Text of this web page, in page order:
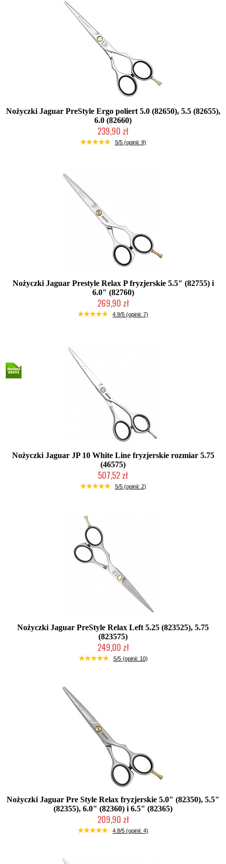
Nożyczki Jaguar PreStyle Ergo poliert 5.0 (82650), 5.5 (82655),
6.0 (82660)
239,90 zł
Mała ilość (wysyłka w 24h)
5/5 (opinii: 9)
Nożyczki Jaguar Prestyle Relax P fryzjerskie 5.5" (82755) i
6.0" (82760)
269,90 zł
Duża ilość (wysyłka w 24h)
4.9/5 (opinii: 7)
Nożyczki Jaguar JP 10 White Line fryzjerskie rozmiar 5.75
(46575)
507,52 zł
Mała ilość (wysyłka w 24h)
5/5 (opinii: 2)
Nożyczki Jaguar PreStyle Relax Left 5.25 (823525), 5.75
(823575)
249,00 zł
Duża ilość (wysyłka w 24h)
5/5 (opinii: 10)
Nożyczki Jaguar Pre Style Relax fryzjerskie 5.0" (82350), 5.5"
(82355), 6.0" (82360) i 6.5" (82365)
209,90 zł
Mała ilość (wysyłka w 24h)
4.8/5 (opinii: 4)